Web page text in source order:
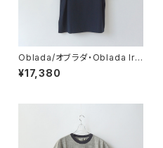
Oblada/オブラダ・Oblada lra
cing tee
¥17,380